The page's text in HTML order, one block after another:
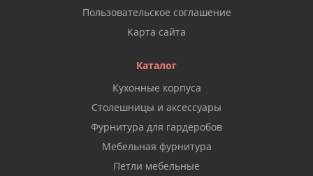
Пользовательское соглашение
Карта сайта
Каталог
Кухонные корпуса
Столешницы и аксессуары
Фурнитура для гардеробов
Мебельная фурнитура
Петли мебельные